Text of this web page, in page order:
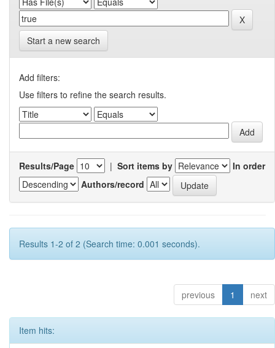
Start a new search
Add filters:
Use filters to refine the search results.
Results/Page | Sort items by
In order
Authors/record
Results 1-2 of 2 (Search time: 0.001 seconds).
previous 1 next
Item hits: